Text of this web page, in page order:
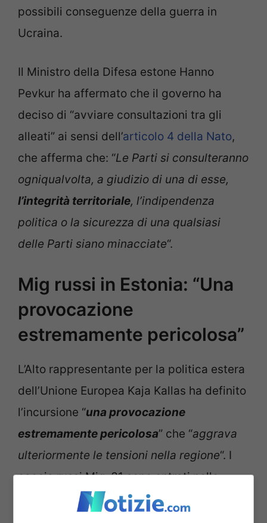
possibili conseguenze della guerra in
Ucraina.
Il Ministro della Difesa estone Hanno
Pevkur ha affermato che il governo ha
deciso di “avviare consultazioni tra gli
alleati” ai sensi dell’articolo 4 della Nato,
che afferma che: “Le Parti si consulteranno
ogniqualvolta, a giudizio di una di esse,
l’integrità territoriale, l’indipendenza
politica o la sicurezza di una qualsiasi
delle Parti siano minacciate“.
Mig russi in Estonia: “Una
provocazione
estremamente pericolosa”
L’Alto rappresentante per la politica estera
dell’Unione Europea Kaja Kallas ha definito
l’incursione “una provocazione
estremamente pericolosa” che “aggrava
ulteriormente le tensioni nella regione“. I
caccia russi Mig-31 sono entrati nello
spazio aereo estone nell’area di Vaindloo,